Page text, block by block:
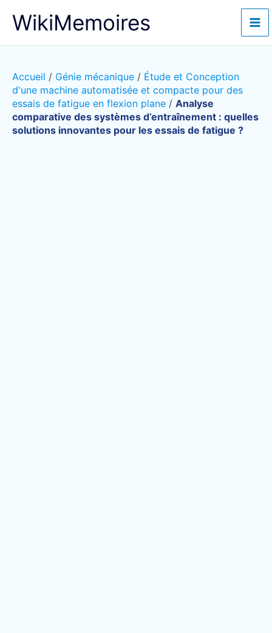
WikiMemoires
Accueil / Génie mécanique / Étude et Conception
d'une machine automatisée et compacte pour des
essais de fatigue en flexion plane / Analyse
comparative des systèmes d’entraînement : quelles
solutions innovantes pour les essais de fatigue ?